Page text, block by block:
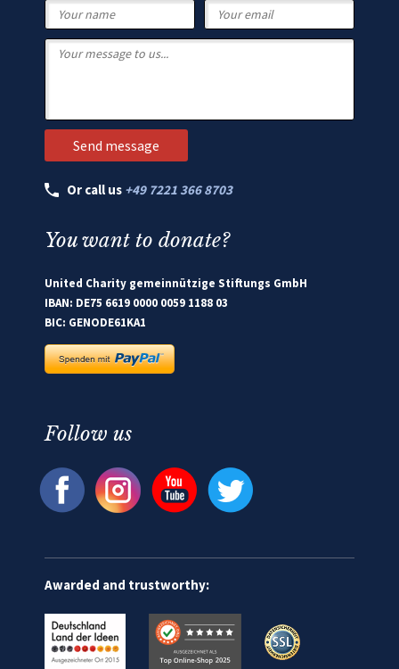
Or call us +49 7221 366 8703
You want to donate?
United Charity gemeinnützige Stiftungs GmbH
IBAN: DE75 6619 0000 0059 1188 03
BIC: GENODE61KA1
Follow us
Awarded and trustworthy: